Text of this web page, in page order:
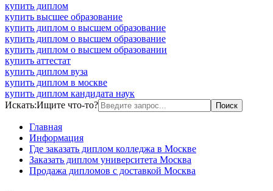
купить диплом
купить высшее образование
купить диплом о высшем образование
купить диплом о высшем образование
купить диплом о высшем образовании
купить аттестат
купить диплом вуза
купить диплом в москве
купить диплом кандидата наук
Искать:Ищите что-то?
Главная
Информация
Где заказать диплом колледжа в Москве
Заказать диплом университета Москва
Продажа дипломов с доставкой Москва